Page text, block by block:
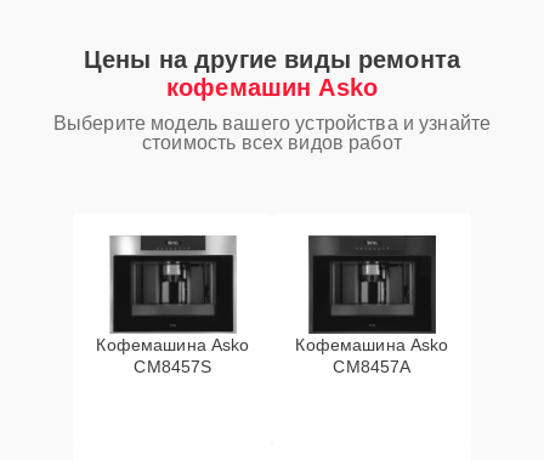
Цены на другие виды ремонта
кофемашин Asko
Выберите модель вашего устройства и узнайте
стоимость всех видов работ
Кофемашина Asko
CM8457S
Кофемашина Asko
CM8457A